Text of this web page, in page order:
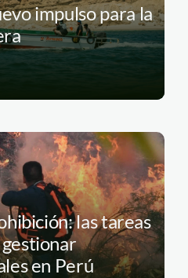
impulso para la
las tareas
en Perú